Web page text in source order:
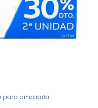
para ampliarla